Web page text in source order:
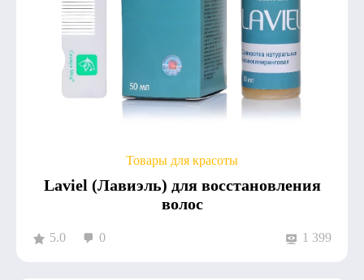
Товары для красоты
Laviel (Лавиэль) для восстановления
волос
5.0 0 1 399